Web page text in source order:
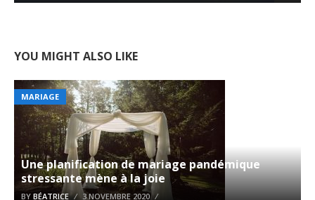
YOU MIGHT ALSO LIKE
MARIAGE
Une planification de mariage pandémique
stressante mène à la joie
BY BÉATRICE 3 NOVEMBRE 2020